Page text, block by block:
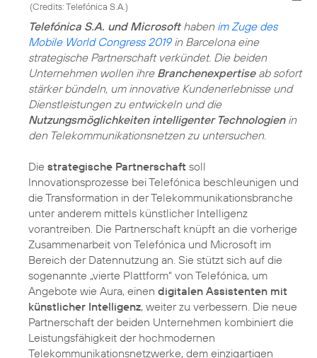
(Credits: Telefónica S.A.)
Telefónica S.A. und Microsofthaben im Zuge des
Mobile World Congress 2019in Barcelona eine
strategische Partnerschaft verkündet. Die beiden
Unternehmen wollen ihre Branchenexpertiseab sofort
stärker bündeln, um innovative Kundenerlebnisse und
Dienstleistungen zu entwickeln und die
Nutzungsmöglichkeiten intelligenter Technologienin
den Telekommunikationsnetzen zu untersuchen.
Die strategische Partnerschaft soll
Innovationsprozesse bei Telefónica beschleunigen und
die Transformation in der Telekommunikationsbranche
unter anderem mittels künstlicher Intelligenz
vorantreiben. Die Partnerschaft knüpft an die vorherige
Zusammenarbeit von Telefónica und Microsoft im
Bereich der Datennutzung an. Sie stützt sich auf die
sogenannte „vierte Plattform“ von Telefónica, um
Angebote wie Aura, einen digitalen Assistenten mit
künstlicher Intelligenz, weiter zu verbessern. Die neue
Partnerschaft der beiden Unternehmen kombiniert die
Leistungsfähigkeit der hochmodernen
Telekommunikationsnetzwerke, dem einzigartigen